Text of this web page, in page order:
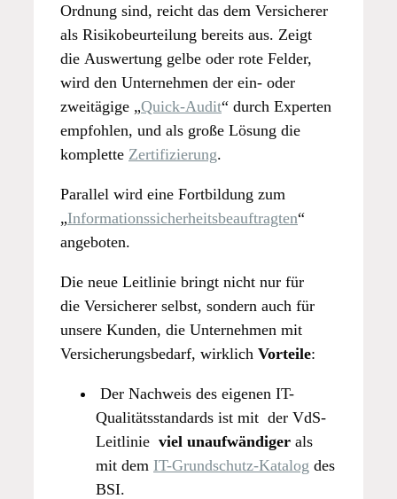
Ordnung sind, reicht das dem Versicherer
als Risikobeurteilung bereits aus. Zeigt
die Auswertung gelbe oder rote Felder,
wird den Unternehmen der ein- oder
zweitägige „Quick-Audit“ durch Experten
empfohlen, und als große Lösung die
komplette Zertifizierung.
Parallel wird eine Fortbildung zum
„Informationssicherheitsbeauftragten“
angeboten.
Die neue Leitlinie bringt nicht nur für
die Versicherer selbst, sondern auch für
unsere Kunden, die Unternehmen mit
Versicherungsbedarf, wirklich Vorteile:
Der Nachweis des eigenen IT-
Qualitätsstandards ist mit der VdS-
Leitlinie viel unaufwändiger als
mit dem IT-Grundschutz-Katalog des
BSI.